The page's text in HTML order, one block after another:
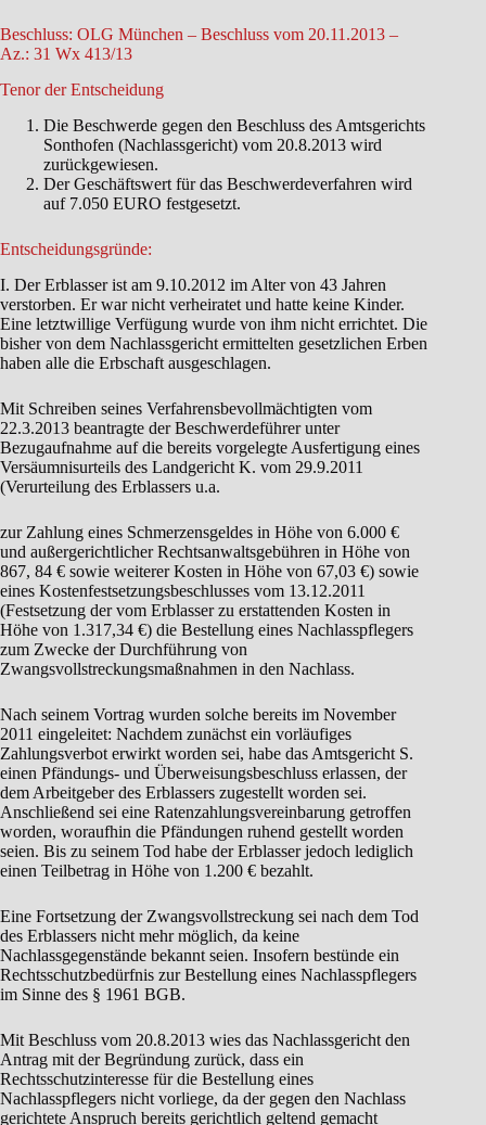
Beschluss: OLG München – Beschluss vom 20.11.2013 –
Az.: 31 Wx 413/13
Tenor der Entscheidung
Die Beschwerde gegen den Beschluss des Amtsgerichts
Sonthofen (Nachlassgericht) vom 20.8.2013 wird
zurückgewiesen.
Der Geschäftswert für das Beschwerdeverfahren wird
auf 7.050 EURO festgesetzt.
Entscheidungsgründe:
I. Der Erblasser ist am 9.10.2012 im Alter von 43 Jahren
verstorben. Er war nicht verheiratet und hatte keine Kinder.
Eine letztwillige Verfügung wurde von ihm nicht errichtet. Die
bisher von dem Nachlassgericht ermittelten gesetzlichen Erben
haben alle die Erbschaft ausgeschlagen.
Mit Schreiben seines Verfahrensbevollmächtigten vom
22.3.2013 beantragte der Beschwerdeführer unter
Bezugaufnahme auf die bereits vorgelegte Ausfertigung eines
Versäumnisurteils des Landgericht K. vom 29.9.2011
(Verurteilung des Erblassers u.a.
zur Zahlung eines Schmerzensgeldes in Höhe von 6.000 €
und außergerichtlicher Rechtsanwaltsgebühren in Höhe von
867, 84 € sowie weiterer Kosten in Höhe von 67,03 €) sowie
eines Kostenfestsetzungsbeschlusses vom 13.12.2011
(Festsetzung der vom Erblasser zu erstattenden Kosten in
Höhe von 1.317,34 €) die Bestellung eines Nachlasspflegers
zum Zwecke der Durchführung von
Zwangsvollstreckungsmaßnahmen in den Nachlass.
Nach seinem Vortrag wurden solche bereits im November
2011 eingeleitet: Nachdem zunächst ein vorläufiges
Zahlungsverbot erwirkt worden sei, habe das Amtsgericht S.
einen Pfändungs- und Überweisungsbeschluss erlassen, der
dem Arbeitgeber des Erblassers zugestellt worden sei.
Anschließend sei eine Ratenzahlungsvereinbarung getroffen
worden, woraufhin die Pfändungen ruhend gestellt worden
seien. Bis zu seinem Tod habe der Erblasser jedoch lediglich
einen Teilbetrag in Höhe von 1.200 € bezahlt.
Eine Fortsetzung der Zwangsvollstreckung sei nach dem Tod
des Erblassers nicht mehr möglich, da keine
Nachlassgegenstände bekannt seien. Insofern bestünde ein
Rechtsschutzbedürfnis zur Bestellung eines Nachlasspflegers
im Sinne des § 1961 BGB.
Mit Beschluss vom 20.8.2013 wies das Nachlassgericht den
Antrag mit der Begründung zurück, dass ein
Rechtsschutzinteresse für die Bestellung eines
Nachlasspflegers nicht vorliege, da der gegen den Nachlass
gerichtete Anspruch bereits gerichtlich geltend gemacht